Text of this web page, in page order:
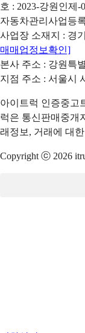
호 : 2023-강원인제-
자동차관리사업등
사업장 소재지 : 경
매매업정보확인]
본사 주소 : 강원특
지점 주소 : 서울시
아이트럭 인증중고
럭은 통신판매중개
래정보, 거래에 대
Copyright ⓒ 2026